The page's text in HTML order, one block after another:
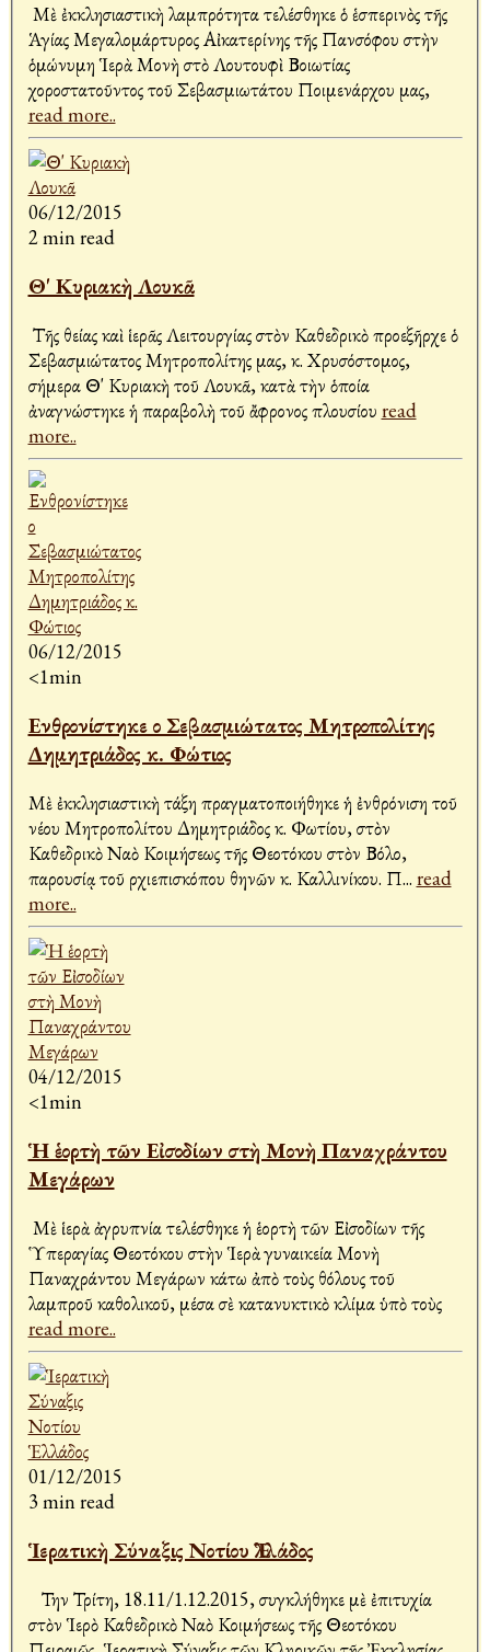
Μὲ ἐκκλησιαστικὴ λαμπρότητα τελέσθηκε ὁ ἑσπερινὸς τῆς
Ἁγίας Μεγαλομάρτυρος Αἰκατερίνης τῆς Πανσόφου στὴν
ὁμώνυμη Ἱερὰ Μονὴ στὸ Λουτουφὶ Βοιωτίας
χοροστατοῦντος τοῦ Σεβασμιωτάτου Ποιμενάρχου μας,
read more..
06/12/2015
2 min read
Θ' Κυριακὴ Λουκᾶ
Τῆς θείας καὶ ἱερᾶς Λειτουργίας στὸν Καθεδρικὸ προεξῆρχε ὁ
Σεβασμιώτατος Μητροπολίτης μας, κ. Χρυσόστομος,
σήμερα Θ' Κυριακὴ τοῦ Λουκᾶ, κατὰ τὴν ὁποία
ἀναγνώστηκε ἡ παραβολὴ τοῦ ἄφρονος πλουσίου read
more..
06/12/2015
<1min
Ενθρονίστηκε ο Σεβασμιώτατος Μητροπολίτης
Δημητριάδος κ. Φώτιος
Μὲ ἐκκλησιαστικὴ τάξη πραγματοποιήθηκε ἡ ἐνθρόνιση τοῦ
νέου Μητροπολίτου Δημητριάδος κ. Φωτίου, στὸν
Καθεδρικὸ Ναὸ Κοιμήσεως τῆς Θεοτόκου στὸν Βόλο,
παρουσίᾳ τοῦ Ἀρχιεπισκόπου Ἀθηνῶν κ. Καλλινίκου. Π... read
more..
04/12/2015
<1min
Ἡ ἑορτὴ τῶν Εἰσοδίων στὴ Μονὴ Παναχράντου
Μεγάρων
Μὲ ἱερὰ ἀγρυπνία τελέσθηκε ἡ ἑορτὴ τῶν Εἰσοδίων τῆς
Ὑπεραγίας Θεοτόκου στὴν Ἱερὰ γυναικεία Μονὴ
Παναχράντου Μεγάρων κάτω ἀπὸ τοὺς θόλους τοῦ
λαμπροῦ καθολικοῦ, μέσα σὲ κατανυκτικὸ κλίμα ὑπὸ τοὺς
read more..
01/12/2015
3 min read
Ἱερατικὴ Σύναξις Νοτίου Ἑλλάδος
Την Τρίτη, 18.11/1.12.2015, συγκλήθηκε μὲ ἐπιτυχία
στὸν Ἱερὸ Καθεδρικὸ Ναὸ Κοιμήσεως τῆς Θεοτόκου